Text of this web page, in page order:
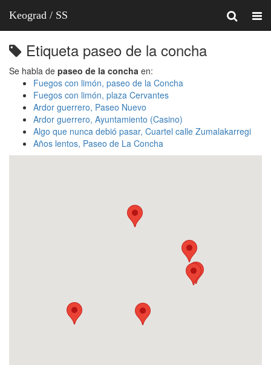
Keograd / SS
Etiqueta paseo de la concha
Se habla de paseo de la concha en:
Fuegos con limón, paseo de la Concha
Fuegos con limón, plaza Cervantes
Ardor guerrero, Paseo Nuevo
Ardor guerrero, Ayuntamiento (Casino)
Algo que nunca debió pasar, Cuartel calle Zumalakarregi
Años lentos, Paseo de La Concha